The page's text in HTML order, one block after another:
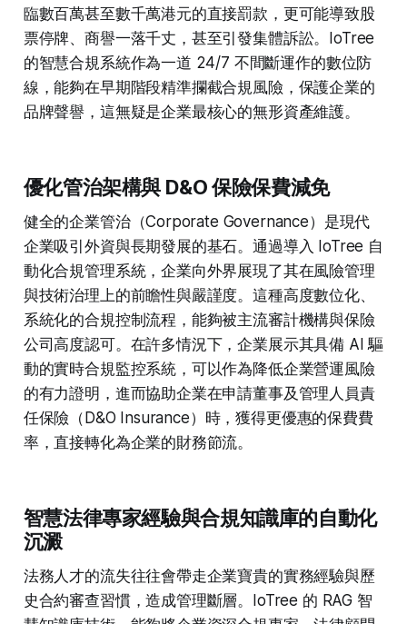
臨數百萬甚至數千萬港元的直接罰款，更可能導致股
票停牌、商譽一落千丈，甚至引發集體訴訟。IoTree
的智慧合規系統作為一道 24/7 不間斷運作的數位防
線，能夠在早期階段精準攔截合規風險，保護企業的
品牌聲譽，這無疑是企業最核心的無形資產維護。
優化管治架構與 D&O 保險保費減免
健全的企業管治（Corporate Governance）是現代
企業吸引外資與長期發展的基石。通過導入 IoTree 自
動化合規管理系統，企業向外界展現了其在風險管理
與技術治理上的前瞻性與嚴謹度。這種高度數位化、
系統化的合規控制流程，能夠被主流審計機構與保險
公司高度認可。在許多情況下，企業展示其具備 AI 驅
動的實時合規監控系統，可以作為降低企業營運風險
的有力證明，進而協助企業在申請董事及管理人員責
任保險（D&O Insurance）時，獲得更優惠的保費費
率，直接轉化為企業的財務節流。
智慧法律專家經驗與合規知識庫的自動化
沉澱
法務人才的流失往往會帶走企業寶貴的實務經驗與歷
史合約審查習慣，造成管理斷層。IoTree 的 RAG 智